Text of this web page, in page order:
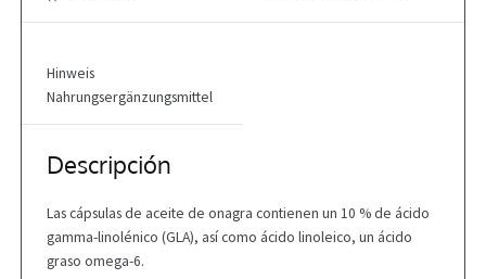
Hinweis
Nahrungsergänzungsmittel
Descripción
Las cápsulas de aceite de onagra contienen un 10 % de ácido
gamma-linolénico (GLA), así como ácido linoleico, un ácido
graso omega-6.